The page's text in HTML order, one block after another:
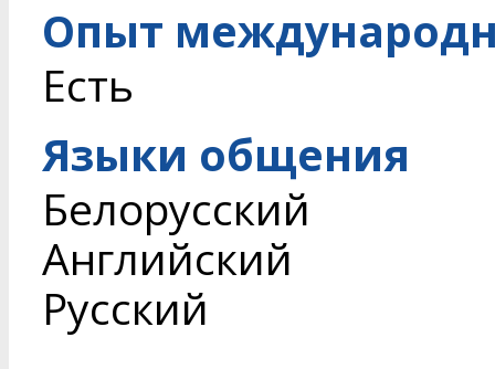
Опыт
Есть
Языки общения
Белорусский
Английский
Русский